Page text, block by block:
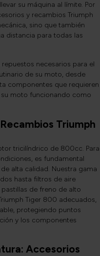
su máquina al límite. Por
y recambios Triumph
sino que también
distancia para todas las
necesarios para el
de su moto, desde
componentes que requieren
moto funcionando como
Triumph
tricilíndrico de 800cc. Para
es fundamental
alta calidad. Nuestra gama
hasta filtros de aire
de freno de alto
Tiger 800 adecuados,
protegiendo puntos
y los componentes
Accesorios